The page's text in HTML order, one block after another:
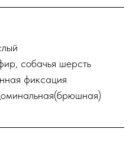
собачья шерсть
фиксация